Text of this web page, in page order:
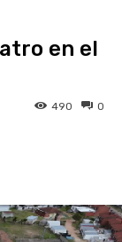
en el
0
490